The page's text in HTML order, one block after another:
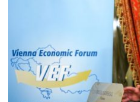
го овозможат, ние сме тука да
стопанствениците, за да се
вицепремиерот на Владата на
за односи меѓу заедниците Иван